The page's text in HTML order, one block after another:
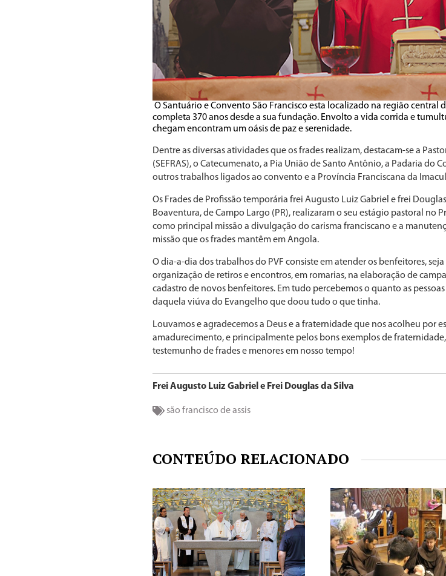
O Santuário e Convento São Francisco esta localizado na região central
completa 370 anos desde a sua fundação. Envolto a vida corrida e
chegam encontram um oásis de paz e serenidade.
Dentre as diversas atividades que os frades realizam, destacam-se a
(SEFRAS), o Catecumenato, a Pia União de Santo Antônio, a Padaria do
outros trabalhos ligados ao convento e a Província Franciscana da
Os Frades de Profissão temporária frei Augusto Luiz Gabriel e frei
Boaventura, de Campo Largo (PR), realizaram o seu estágio pastoral no
como principal missão a divulgação do carisma franciscano e a
missão que os frades mantêm em Angola.
O dia-a-dia dos trabalhos do PVF consiste em atender os benfeitores,
organização de retiros e encontros, em romarias, na elaboração de
cadastro de novos benfeitores. Em tudo percebemos o quanto as
daquela viúva do Evangelho que doou tudo o que tinha.
Louvamos e agradecemos a Deus e a fraternidade que nos acolheu por
amadurecimento, e principalmente pelos bons exemplos de
testemunho de frades e menores em nosso tempo!
Frei Augusto Luiz Gabriel e Frei Douglas da Silva
são francisco de assis
CONTEÚDO RELACIONADO